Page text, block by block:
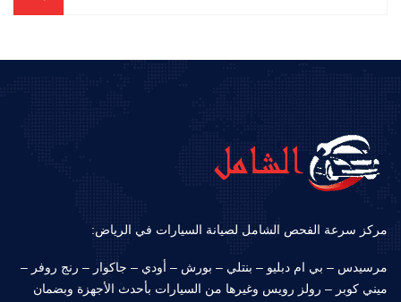
مركز سرعة الفحص الشامل لصيانة السيارات في الرياض:
مرسيدس – بي ام دبليو – بنتلي – بورش – أودي – جاكوار – رنج روفر –
ميني كوبر – رولز رويس وغيرها من السيارات بأحدث الأجهزة وبضمان